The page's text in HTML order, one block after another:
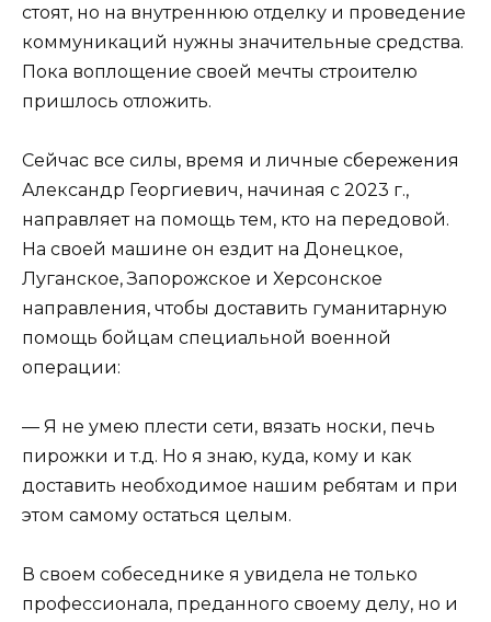
стоят, но на внутреннюю отделку и проведение
коммуникаций нужны значительные средства.
Пока воплощение своей мечты строителю
пришлось отложить.
Сейчас все силы, время и личные сбережения
Александр Георгиевич, начиная с 2023 г.,
направляет на помощь тем, кто на передовой.
На своей машине он ездит на Донецкое,
Луганское, Запорожское и Херсонское
направления, чтобы доставить гуманитарную
помощь бойцам специальной военной
операции:
— Я не умею плести сети, вязать носки, печь
пирожки и т.д. Но я знаю, куда, кому и как
доставить необходимое нашим ребятам и при
этом самому остаться целым.
В своем собеседнике я увидела не только
профессионала, преданного своему делу, но и